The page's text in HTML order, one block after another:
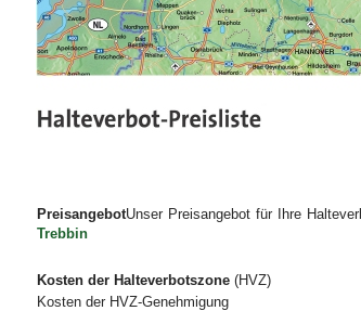
PreisangebotUnser Preisangebot für Ihre
Trebbin
Kosten der Halteverbotszone (HVZ)
Kosten der HVZ-Genehmigung